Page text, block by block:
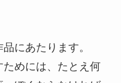
にあたります。
めには、たとえ何